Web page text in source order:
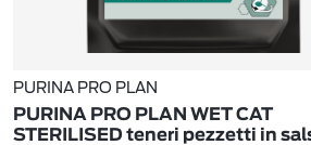
PURINA PRO PLAN
PURINA PRO PLAN WET CAT
STERILISED teneri pezzetti in